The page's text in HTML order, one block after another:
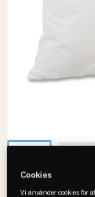
Cookies
Vi använder cookies för